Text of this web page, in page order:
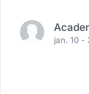
jan. 10 -